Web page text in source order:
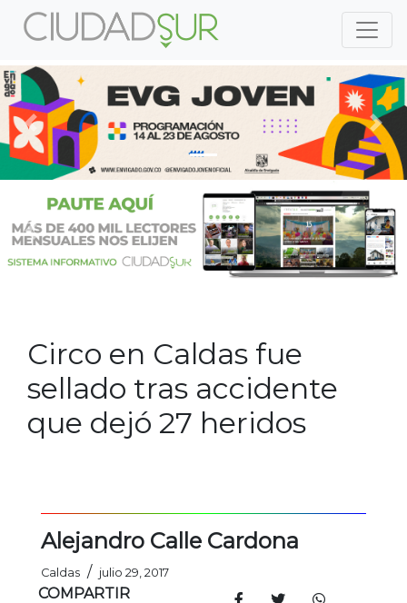
Previous
Previous
Circo en Caldas fue
sellado tras accidente
que dejó 27 heridos
Alejandro Calle Cardona
Caldas / julio 29, 2017
COMPARTIR